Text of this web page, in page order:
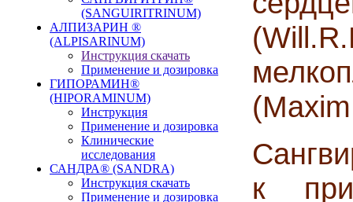
(SANGUIRITRINUM)
АЛПИЗАРИН ®
(ALPISARINUM)
Инструкция скачать
Применение и дозировка
ГИПОРАМИН®
(HIPORAMINUM)
Инструкция
Применение и дозировка
Клинические
исследования
САНДРА® (SANDRA)
Инструкция скачать
Применение и дозировка
к